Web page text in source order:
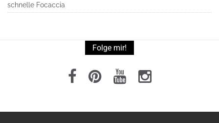
schnelle Focaccia
Folge mir!